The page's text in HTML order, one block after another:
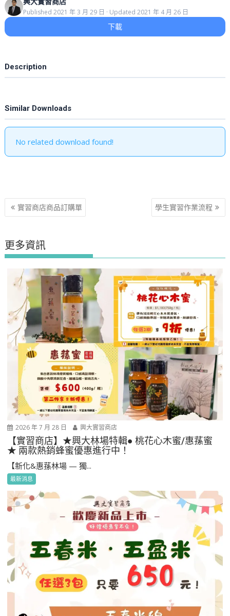
Published 2021 年 3 月 29 日 · Updated 2021 年 4 月 26 日
下載
Description
Similar Downloads
No related download found!
文
章
覽
實習商店商品訂購單 學生實習作業流程
更多資訊
2026 年 7 月 28 日 興大實習商店
【實習商店】★興大林場特輯● 桃花心木蜜/惠蓀蜜
★ 兩款熱銷蜂蜜優惠進行中！
【新化&惠蓀林場 — 獨...
最新消息